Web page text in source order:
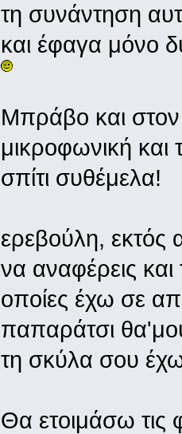
τη συνάντηση
και έφαγα μόνο
Μπράβο και στον
μικροφωνική
σπίτι συθέμελα!
ερεβούλη, εκτός
να αναφέρεις και
οποίες έχω σε
παπαράτσι
τη σκύλα σου
Θα ετοιμάσω